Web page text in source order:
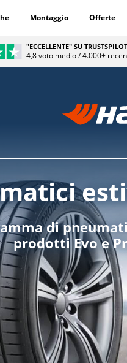
Montaggio Offerte
"ECCELLENTE" SU
4,8 voto medio / 4.000+
di
prodotti Evo e